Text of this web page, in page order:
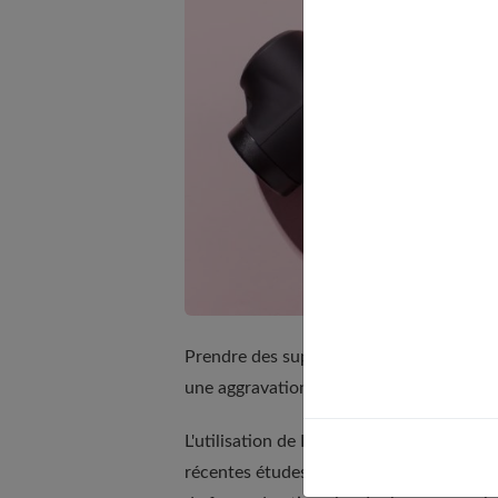
Prendre des suppléments de BCAA
une aggravation du catabolisme
L'utilisation de BCAA fournit un certain
récentes études ont démontré que,